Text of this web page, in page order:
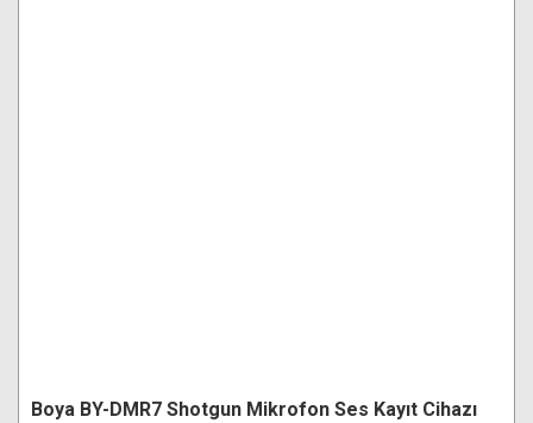
Boya BY-DMR7 Shotgun Mikrofon Ses Kayıt Cihazı